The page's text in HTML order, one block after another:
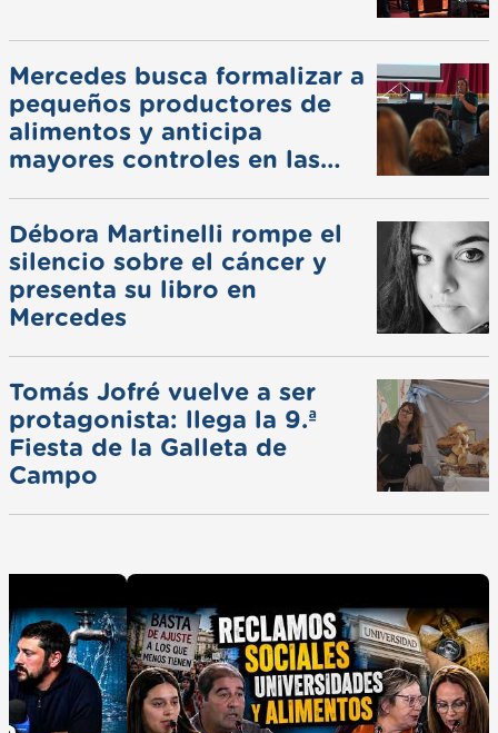
Mercedes busca formalizar a
pequeños productores de
alimentos y anticipa
mayores controles en las
Débora Martinelli rompe el
silencio sobre el cáncer y
presenta su libro en
Mercedes
Tomás Jofré vuelve a ser
protagonista: llega la 9.ª
Fiesta de la Galleta de
Campo